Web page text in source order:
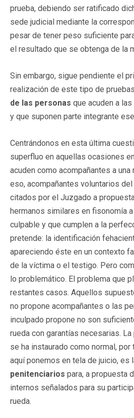
prueba, debiendo ser ratificado
sede judicial mediante la
pesar de tener peso suficiente
el resultado que se obtenga de la
Sin embargo, sigue pendiente el
realización de este tipo de
de las personas que acuden a
y que suponen parte integrante
Centrándonos en esta última
superfluo en aquellas ocasiones
acuden como acompañantes a
eso, acompañantes voluntarios
citados por el Juzgado a
hermanos similares en fisonomía
culpable y que cumplen a la
pretende: la identificación
apareciendo éste en un contexto
de la víctima o el testigo. Pero
lo problemático. El problema que
restantes casos. Aquellos
no propone acompañantes o las
inculpado propone no son
rueda con garantías necesarias.
se ha instaurado como normal,
aquí ponemos en tela de juicio, es
penitenciarios para, a propuesta
internos señalados para su
rueda.